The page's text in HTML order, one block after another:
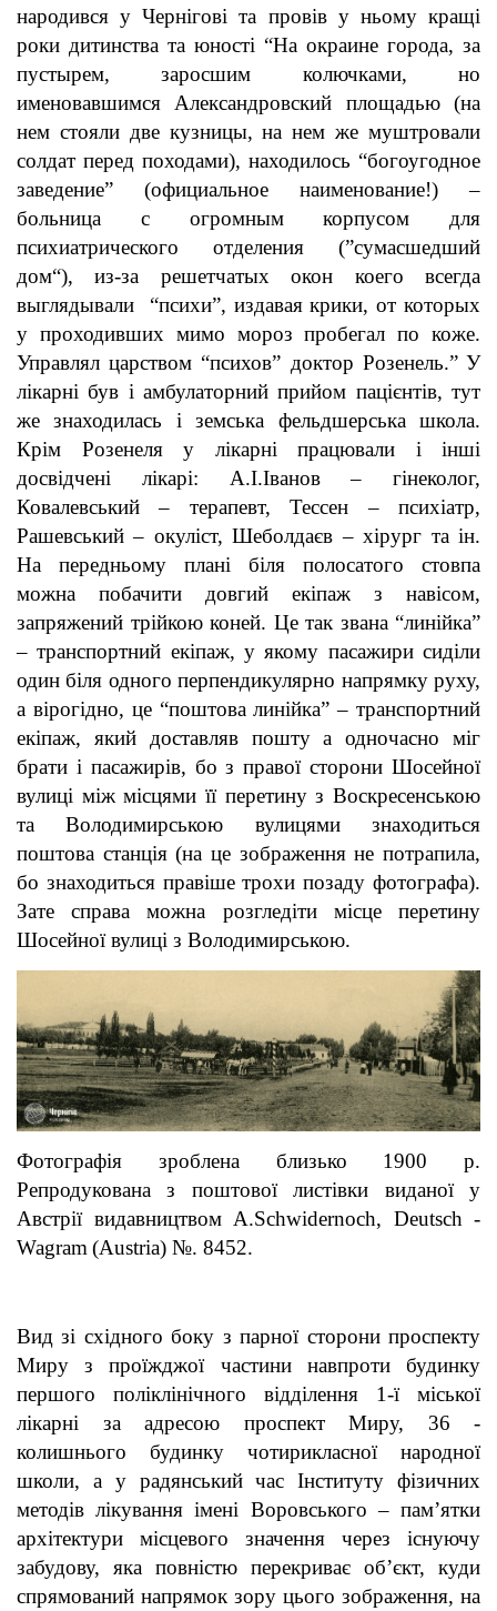
народився у Чернігові та провів у ньому кращі
роки дитинства та юності “На окраине города, за
пустырем, заросшим колючками, но
именовавшимся Александровский площадью (на
нем стояли две кузницы, на нем же муштровали
солдат перед походами), находилось “богоугодное
заведение” (официальное наименование!) –
больница с огромным корпусом для
психиатрического отделения (”сумасшедший
дом“), из-за решетчатых окон коего всегда
выглядывали “психи”, издавая крики, от которых
у проходивших мимо мороз пробегал по коже.
Управлял царством “психов” доктор Розенель.” У
лікарні був і амбулаторний прийом пацієнтів, тут
же знаходилась і земська фельдшерська школа.
Крім Розенеля у лікарні працювали і інші
досвідчені лікарі: А.І.Іванов – гінеколог,
Ковалевський – терапевт, Тессен – психіатр,
Рашевський – окуліст, Шеболдаєв – хірург та ін.
На передньому плані біля полосатого стовпа
можна побачити довгий екіпаж з навісом,
запряжений трійкою коней. Це так звана “линійка”
– транспортний екіпаж, у якому пасажири сиділи
один біля одного перпендикулярно напрямку руху,
а вірогідно, це “поштова линійка” – транспортний
екіпаж, який доставляв пошту а одночасно міг
брати і пасажирів, бо з правої сторони Шосейної
вулиці між місцями її перетину з Воскресенською
та Володимирською вулицями знаходиться
поштова станція (на це зображення не потрапила,
бо знаходиться правіше трохи позаду фотографа).
Зате справа можна розгледіти місце перетину
Шосейної вулиці з Володимирською.
Фотографія зроблена близько 1900 р.
Репродукована з поштової листівки виданої у
Австрії видавництвом A.Schwidernoch, Deutsch -
Wagram (Austria) №. 8452.
Вид зі східного боку з парної сторони проспекту
Миру з проїжджої частини навпроти будинку
першого поліклінічного відділення 1-ї міської
лікарні за адресою проспект Миру, 36 -
колишнього будинку чотирикласної народної
школи, а у радянський час Інституту фізичних
методів лікування імені Воровського – пам’ятки
архітектури місцевого значення через існуючу
забудову, яка повністю перекриває об’єкт, куди
спрямований напрямок зору цього зображення, на